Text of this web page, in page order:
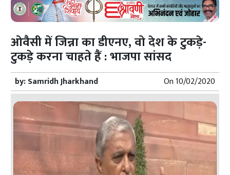
ओवैसी में जिन्ना का डीएनए, वो देश के टुकड़े-
टुकड़े करना चाहते हैं : भाजपा सांसद
by:Samridh Jharkhand On10/02/2020